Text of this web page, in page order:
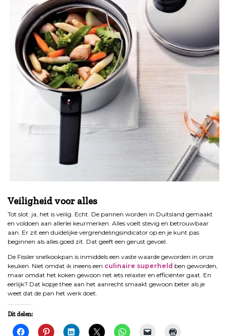
Veiligheid voor alles
Tot slot: ja, het is veilig. Echt. De pannen worden in Duitsland gemaakt
en voldoen aan allerlei keurmerken. Alles voelt stevig en betrouwbaar
aan. Er zit een duidelijke vergrendelingsindicator op en je kunt pas
beginnen als alles goed zit. Dat geeft een gerust gevoel.
De Fissler snelkookpan is inmiddels een vaste waarde geworden in onze
keuken. Niet omdat ik ineens een culinaire superheld ben geworden,
maar omdat het koken gewoon net iets relaxter en efficiënter gaat. En
eerlijk? Dat kopje thee aan het aanrecht smaakt gewoon beter als je
weet dat de pan het werk doet.
Dit delen: